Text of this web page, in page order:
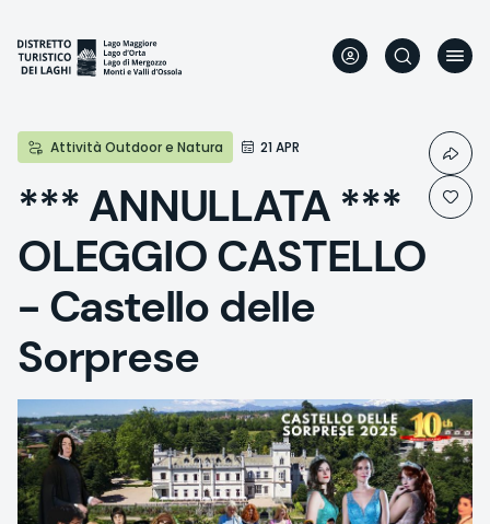
Inhalt
Attività Outdoor e Natura 21 APR
*** ANNULLATA ***
OLEGGIO CASTELLO
- Castello delle
Sorprese